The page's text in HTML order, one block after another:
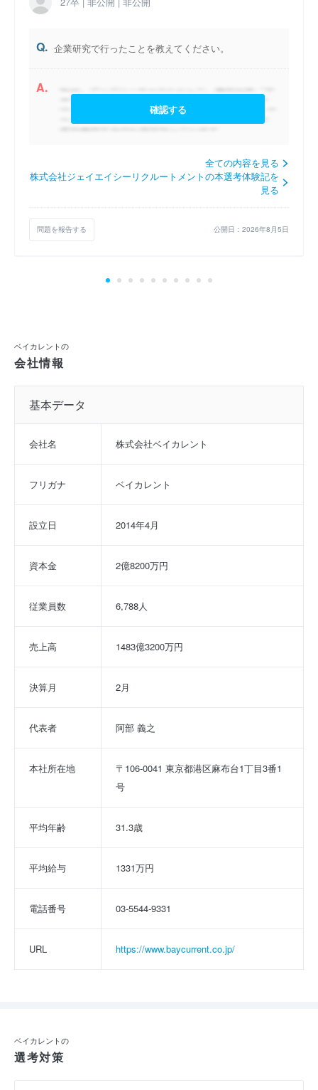
Q. 企業研究で行ったことを教えてください。
A.
確認する
全ての内容を見る
株式会社ジェイエイシーリクルートメントの本選考体験記を
見る
問題を報告する 公開日：2026年8月5日
ベイカレントの
会社情報
基本データ
会社名 株式会社ベイカレント
フリガナ ベイカレント
設立日 2014年4月
資本金 2億8200万円
従業員数 6,788人
売上高 1483億3200万円
決算月 2月
代表者 阿部 義之
本社所在地
〒106-0041 東京都港区麻布台1丁目3番1
号
平均年齢 31.3歳
平均給与 1331万円
電話番号 03-5544-9331
URL https://www.baycurrent.co.jp/
ベイカレントの
選考対策